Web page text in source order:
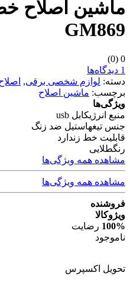
ماشین اصلاح
GM869
0
(0)
1 دیدگاه‌ها
دسته: لوازم شخصی برقی,
برچسب: ماشین اصلاح
ویژگی‌ها
منبع انرژیکابل usb
جنس تیغهاستیل ضد زنگ
قابلیت خط زندارد
رنگطلایی
مشاهده همه ویژگی‌ها
مشاهده همه ویژگی‌ها
فروشنده
ویژوکالا
100% رضایت
ناموجود
تحویل اکسپرس